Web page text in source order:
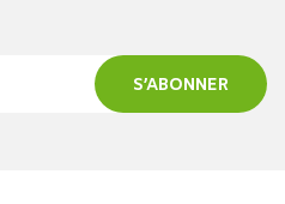
S’ABONNER